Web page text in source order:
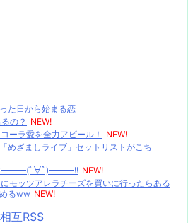
た日から始まる恋
の？ NEW!
ーラ愛を全力アピール！
NEW!
めざましライブ」セットリストがこち
ｷﾀ━━━(ﾟ∀ﾟ)━━━!! NEW!
モッツアレラチーズを買いに行ったらある
るww NEW!
互RSS